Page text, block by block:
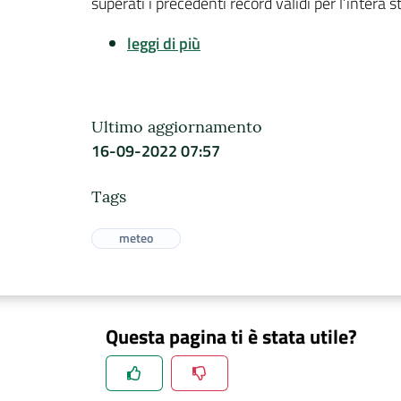
leggi di più
Ultimo aggiornamento
16-09-2022 07:57
Tags
meteo
Questa pagina ti è stata utile?